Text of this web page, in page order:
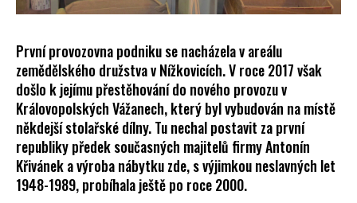
První provozovna podniku se nacházela v areálu
zemědělského družstva v Nížkovicích. V roce 2017 však
došlo k jejímu přestěhování do nového provozu v
Královopolských Vážanech, který byl vybudován na místě
někdejší stolařské dílny. Tu nechal postavit za první
republiky předek současných majitelů firmy Antonín
Křivánek a výroba nábytku zde, s výjimkou neslavných let
1948-1989, probíhala ještě po roce 2000.
?
HLEDAT